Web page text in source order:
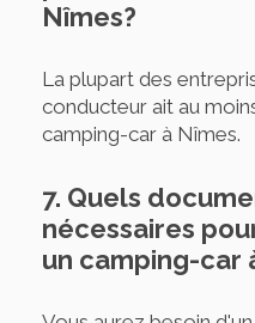
Nîmes?
La plupart des
conducteur ait au
camping-car à Nîmes.
7. Quels
nécessaires
un camping-car